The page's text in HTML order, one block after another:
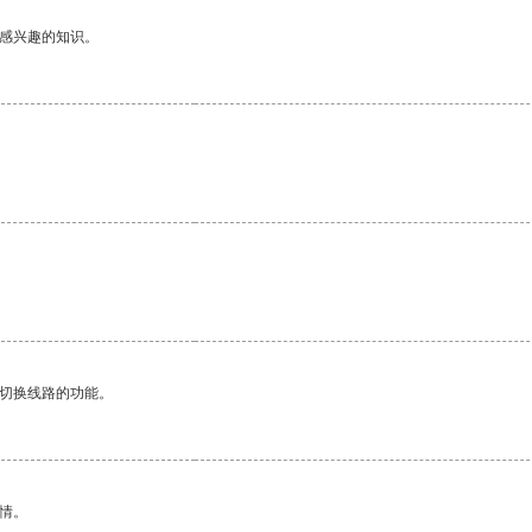
兴趣的知识。
换线路的功能。
。